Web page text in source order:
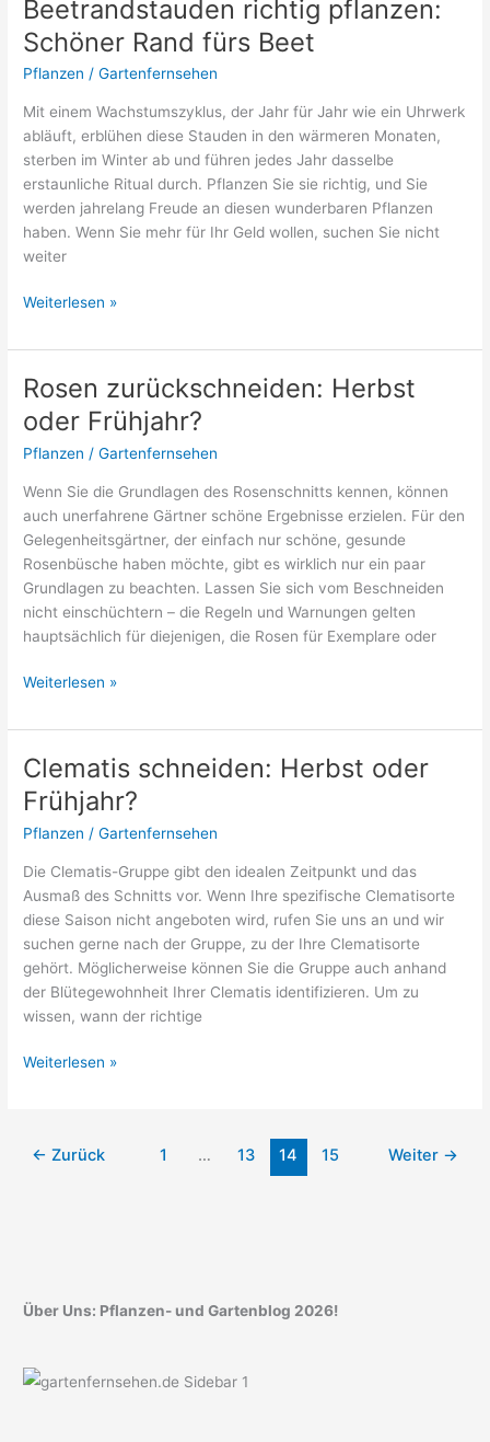
nicht?
Beetrandstauden richtig pflanzen:
Schöner Rand fürs Beet
Pflanzen /Gartenfernsehen
Mit einem Wachstumszyklus, der Jahr für Jahr wie ein Uhrwerk
abläuft, erblühen diese Stauden in den wärmeren Monaten,
sterben im Winter ab und führen jedes Jahr dasselbe
erstaunliche Ritual durch. Pflanzen Sie sie richtig, und Sie
werden jahrelang Freude an diesen wunderbaren Pflanzen
haben. Wenn Sie mehr für Ihr Geld wollen, suchen Sie nicht
weiter
Beetrandstauden
pflanzen:
Schöner
Rand
fürs
Beet
Weiterlesen »
Rosen zurückschneiden: Herbst
oder Frühjahr?
Pflanzen /Gartenfernsehen
Wenn Sie die Grundlagen des Rosenschnitts kennen, können
auch unerfahrene Gärtner schöne Ergebnisse erzielen. Für den
Gelegenheitsgärtner, der einfach nur schöne, gesunde
Rosenbüsche haben möchte, gibt es wirklich nur ein paar
Grundlagen zu beachten. Lassen Sie sich vom Beschneiden
nicht einschüchtern – die Regeln und Warnungen gelten
hauptsächlich für diejenigen, die Rosen für Exemplare oder
Rosen
Herbst
oder
Frühjahr?
Weiterlesen »
Clematis schneiden: Herbst oder
Frühjahr?
Pflanzen /Gartenfernsehen
Die Clematis-Gruppe gibt den idealen Zeitpunkt und das
Ausmaß des Schnitts vor. Wenn Ihre spezifische Clematisorte
diese Saison nicht angeboten wird, rufen Sie uns an und wir
suchen gerne nach der Gruppe, zu der Ihre Clematisorte
gehört. Möglicherweise können Sie die Gruppe auch anhand
der Blütegewohnheit Ihrer Clematis identifizieren. Um zu
wissen, wann der richtige
Clematis
Frühjahr?
Weiterlesen »
← Zurück 1 … 13 14 15 Weiter →
Über Uns: Pflanzen- und Gartenblog 2026!